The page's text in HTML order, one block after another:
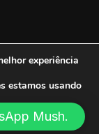
experiência
estamos usando
Mush.